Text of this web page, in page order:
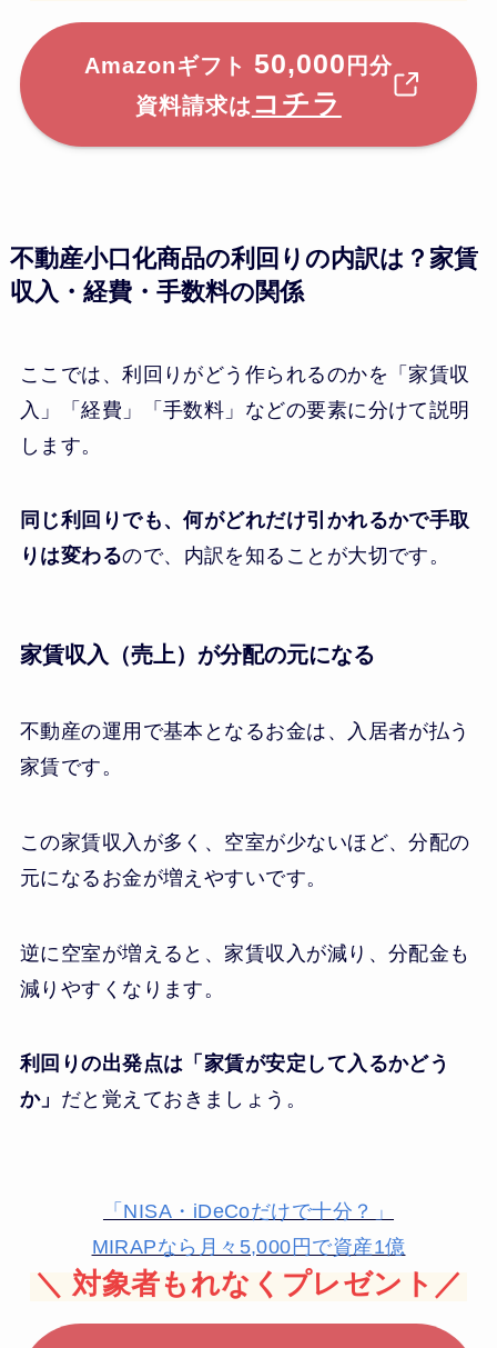
Amazonギフト 50,000 円分
資料請求は コチラ
不動産小口化商品の利回りの内訳は？家賃
収入・経費・手数料の関係
ここでは、利回りがどう作られるのかを「家賃収
入」「経費」「手数料」などの要素に分けて説明
します。
同じ利回りでも、何がどれだけ引かれるかで手取
りは変わるので、内訳を知ることが大切です。
家賃収入（売上）が分配の元になる
不動産の運用で基本となるお金は、入居者が払う
家賃です。
この家賃収入が多く、空室が少ないほど、分配の
元になるお金が増えやすいです。
逆に空室が増えると、家賃収入が減り、分配金も
減りやすくなります。
利回りの出発点は「家賃が安定して入るかどう
か」 だと覚えておきましょう。
「NISA・iDeCoだけで十分？」
MIRAPなら月々5,000円で資産1億
＼ 対象者もれなくプレゼント／